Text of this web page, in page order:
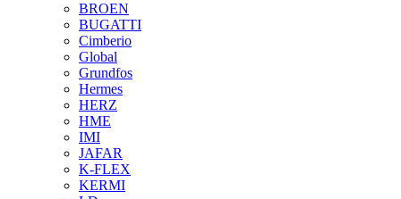
BROEN
BUGATTI
Cimberio
Global
Grundfos
Hermes
HERZ
HME
IMI
JAFAR
K-FLEX
KERMI